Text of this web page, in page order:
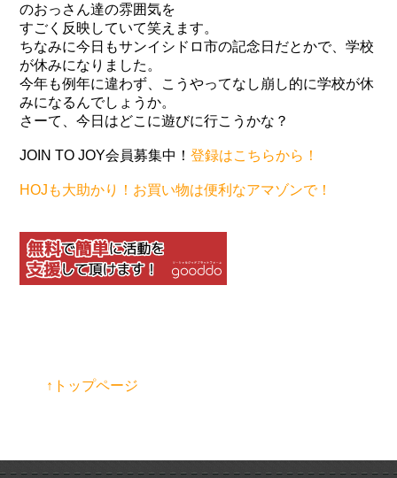
のおっさん達の雰囲気を
すごく反映していて笑えます。
ちなみに今日もサンイシドロ市の記念日だとかで、学校
が休みになりました。
今年も例年に違わず、こうやってなし崩し的に学校が休
みになるんでしょうか。
さーて、今日はどこに遊びに行こうかな？
JOIN TO JOY会員募集中！登録はこちらから！
HOJも大助かり！お買い物は便利なアマゾンで！
↑トップページ